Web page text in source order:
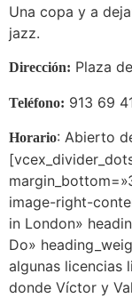
Una copa y a
jazz.
Dirección: Plaza
Teléfono: 913 69
Horario: Abierto
image-right-
in London»
Do»
algunas licencias
donde Víctor y